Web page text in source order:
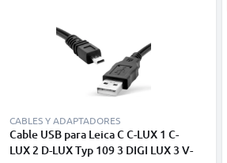
CABLES Y ADAPTADORES
Cable USB para Leica C C-LUX 1 C-
LUX 2 D-LUX Typ 109 3 DIGI LUX 3 V-